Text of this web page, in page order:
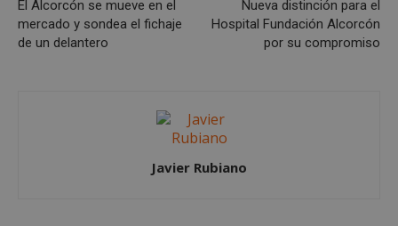
El Alcorcón se mueve en el
mercado y sondea el fichaje
de un delantero
Nueva distinción para el
Hospital Fundación Alcorcón
por su compromiso
Javier Rubiano
funcionalidad principal del sitio web, como el
inicio de sesión de usuario y la gestión de cuentas.
El sitio web no se puede utilizar correctamente sin
las cookies estrictamente necesarias.